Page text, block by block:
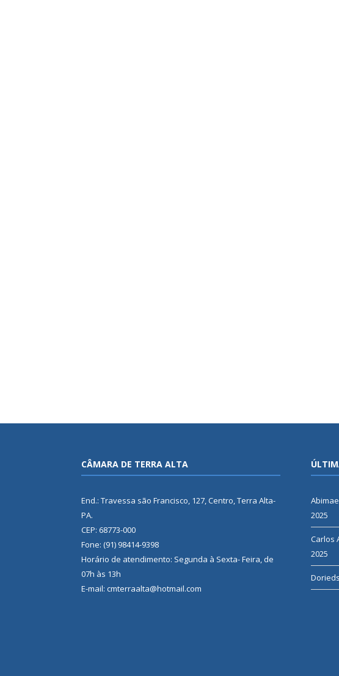
CÂMARA DE TERRA ALTA
End.: Travessa são Francisco, 127, Centro, Terra Alta-
PA.
CEP: 68773-000
Fone: (91) 98414-9398
Horário de atendimento: Segunda à Sexta- Feira, de
07h às 13h
E-mail: cmterraalta@hotmail.com
2025
Carlos
2025